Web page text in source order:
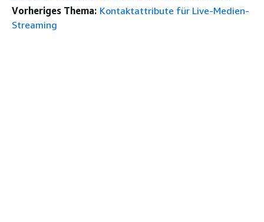
Vorheriges Thema: Kontaktattribute für Live-Medien-
Streaming